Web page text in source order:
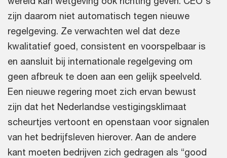
zijn daarom niet automatisch tegen nieuwe
regelgeving. Ze verwachten wel dat deze
kwalitatief goed, consistent en voorspelbaar is
en aansluit bij internationale regelgeving om
geen afbreuk te doen aan een gelijk speelveld.
Een nieuwe regering moet zich ervan bewust
zijn dat het Nederlandse vestigingsklimaat
scheurtjes vertoont en openstaan voor signalen
van het bedrijfsleven hierover. Aan de andere
kant moeten bedrijven zich gedragen als “good